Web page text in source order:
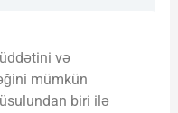
və
mümkün
biri ilə